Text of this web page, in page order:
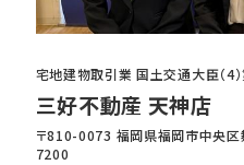
宅地建物取引業 国土交通大臣（4
三好不動産 天神店
〒810-0073 福岡県福岡市中央
7200